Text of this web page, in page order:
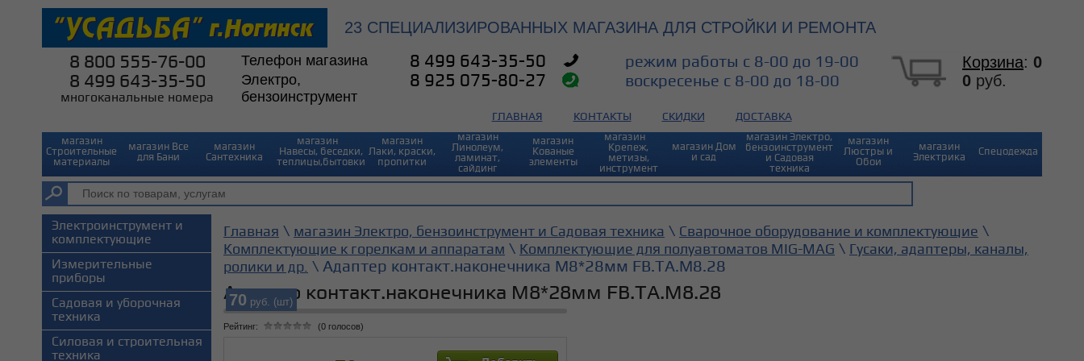
23 СПЕЦИАЛИЗИРОВАННЫХ МАГАЗИНА ДЛЯ СТРОЙКИ И РЕМОНТА
8 800 555-76-00
8 499 643-35-50
многоканальные номера
Телефон магазина 8 499 643-35-50
Электро,
бензоинструмент
8 925 075-80-27
режим работы с 8-00 до 19-00
воскресенье с 8-00 до 18-00
Корзина: 0
0 руб.
ГЛАВНАЯ КОНТАКТЫ СКИДКИ ДОСТАВКА
магазин
Строительные
материалы
магазин Все
для Бани
магазин
Сантехника
магазин⠀
Навесы, беседки,
теплицы,бытовки
магазин
Лаки, краски,
пропитки
магазин
Линолеум,
ламинат,
сайдинг
магазин
Кованые
элементы
магазин⠀
Крепеж,
метизы,
инструмент
магазин Дом
и сад
магазин Электро,
бензоинструмент
и Садовая
техника
магазин
Люстры и
Обои
магазин
Электрика
Спецодежда
Главная \ магазин Электро, бензоинструмент и Садовая техника \ Сварочное оборудование и комплектующие \
Комплектующие к горелкам и аппаратам \ Комплектующие для полуавтоматов MIG-MAG \ Гусаки, адаптеры, каналы,
ролики и др. \ Адаптер контакт.наконечника М8*28мм FB.TA.M8.28
Адаптер контакт.наконечника М8*28мм FB.TA.M8.28
70 руб. (шт)
Рейтинг: (0 голосов)
Электроинструмент и
комплектующие
Измерительные
приборы
Садовая и уборочная
техника
Силовая и строительная
техника